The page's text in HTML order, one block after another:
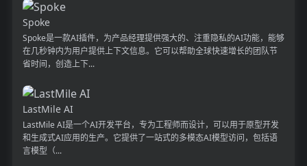
Spoke
Spoke是一款AI插件，为产品经理提供强大的、注重隐私的AI功能，能够
在几秒钟内为用户提供上下文信息。它可以帮助全球快速增长的团队节
省时间，创造上下...
LastMile AI
LastMile AI是一个AI开发平台，专为工程师而设计，可以用于原型开发
和生成式AI应用的生产。它提供了一站式的多模态AI模型访问，包括语
言模型（...